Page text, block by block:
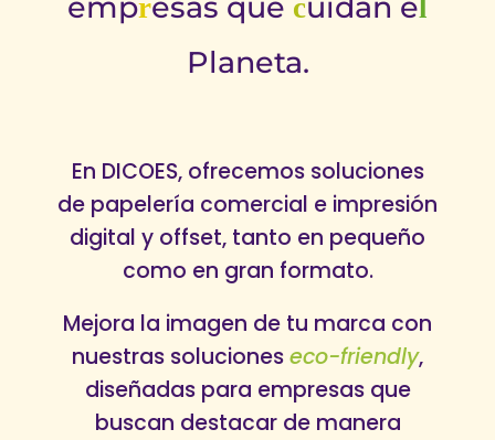
empresas que cuidan el
Planeta.
En DICOES, ofrecemos soluciones
de papelería comercial e impresión
digital y offset, tanto en pequeño
como en gran formato.
Mejora la imagen de tu marca con
nuestras solucioneseco-friendly,
diseñadas para empresas que
buscan destacar de manera